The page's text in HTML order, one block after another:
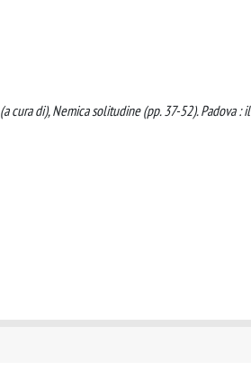
cura di), Nemica solitudine (pp. 37-52). Padova : il